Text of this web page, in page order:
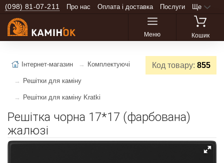
(098) 81-07-211 Про нас Оплата і доставка Послуги Ще
Меню Кошик
Код товару: 855
Інтернет-магазин Комплектуючі
Решітки для каміну
Решітки для каміну Kratki
Решітка чорна 17*17 (фарбована)
жалюзі